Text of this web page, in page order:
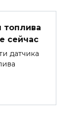
топлива
сейчас
датчика